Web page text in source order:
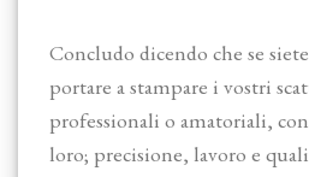
Concludo dicendo che se
portare a stampare i vostri
professionali o amatoriali,
loro; precisione, lavoro e